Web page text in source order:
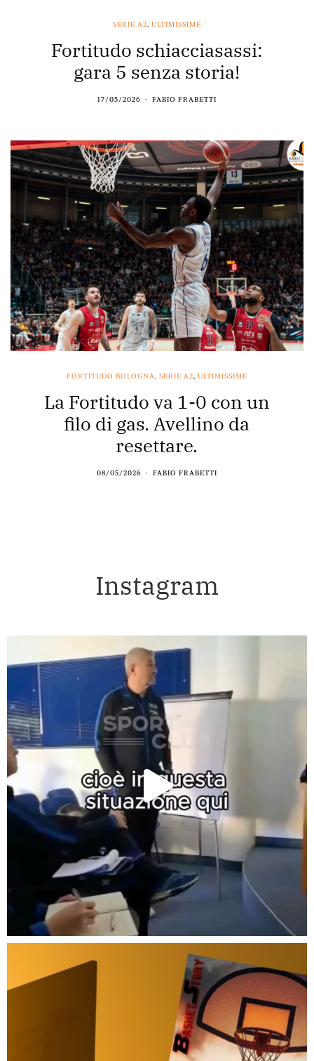
SERIE A2, ULTIMISSIME
Fortitudo schiacciasassi:
gara 5 senza storia!
17/05/2026 FABIO FRABETTI
FORTITUDO BOLOGNA, SERIE A2, ULTIMISSIME
La Fortitudo va 1-0 con un
filo di gas. Avellino da
resettare.
08/05/2026 FABIO FRABETTI
Instagram